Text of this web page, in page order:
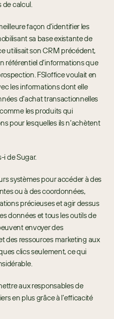
de calcul.
façon d’identifier les
sa base existante de
utilisait son CRM précédent,
référentiel d’informations que
FSIoffice voulait en
les informations dont elle
d’achat transactionnelles
les produits qui
pour lesquelles ils n’achètent
i de Sugar.
systèmes pour accéder à des
ou à des coordonnées,
précieuses et agir dessus
données et tous les outils de
envoyer des
des ressources marketing aux
clics seulement, ce qui
aux responsables de
en plus grâce à l’efficacité